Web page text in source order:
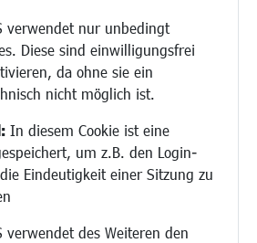
verwendet nur unbedingt
Diese sind einwilligungsfrei
da ohne sie ein
nicht möglich ist.
In diesem Cookie ist eine
um z.B. den Login-
Eindeutigkeit einer Sitzung zu
verwendet des Weiteren den